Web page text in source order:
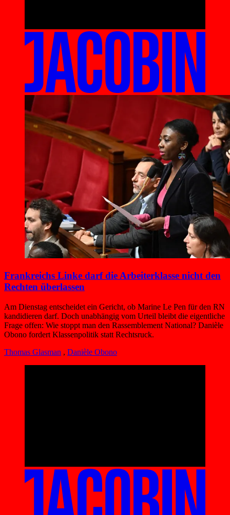
Frankreichs Linke darf die Arbeiterklasse nicht den
Rechten überlassen
Am Dienstag entscheidet ein Gericht, ob Marine Le Pen für den RN
kandidieren darf. Doch unabhängig vom Urteil bleibt die eigentliche
Frage offen: Wie stoppt man den Rassemblement National? Danièle
Obono fordert Klassenpolitik statt Rechtsruck.
Thomas Glasman , Danièle Obono